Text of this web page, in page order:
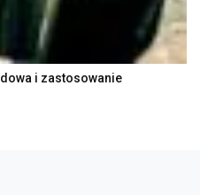
i zastosowanie